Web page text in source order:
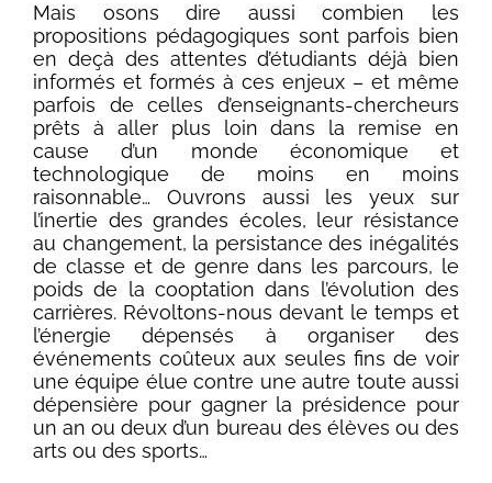
Mais osons dire aussi combien les
propositions pédagogiques sont parfois bien
en deçà des attentes d’étudiants déjà bien
informés et formés à ces enjeux – et même
parfois de celles d’enseignants-chercheurs
prêts à aller plus loin dans la remise en
cause d’un monde économique et
technologique de moins en moins
raisonnable… Ouvrons aussi les yeux sur
l’inertie des grandes écoles, leur résistance
au changement, la persistance des inégalités
de classe et de genre dans les parcours, le
poids de la cooptation dans l’évolution des
carrières. Révoltons-nous devant le temps et
l’énergie dépensés à organiser des
événements coûteux aux seules fins de voir
une équipe élue contre une autre toute aussi
dépensière pour gagner la présidence pour
un an ou deux d’un bureau des élèves ou des
arts ou des sports…